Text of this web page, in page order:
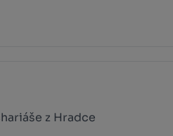
z Hradce